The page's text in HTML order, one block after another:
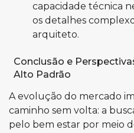
capacidade técnica
os detalhes
arquiteto.
Conclusão e
Alto Padrão
A evolução do mercado
caminho sem volta: a
pelo bem estar por meio